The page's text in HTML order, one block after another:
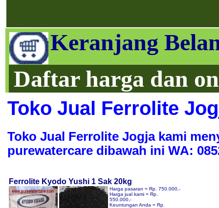
Keranjang
Daftar harga dan
Toko Jual Ferrolite
Toko Jual Ferrolite Jogja kami
purewatercare dibawah ini WA:
Ferrolite Kyodo Yushi 1 Sak 20kg
Harga pasaran = Rp. 750.000,-
Harga jual kami = Rp.
550.000,-
Keuntungan Anda = Rp.